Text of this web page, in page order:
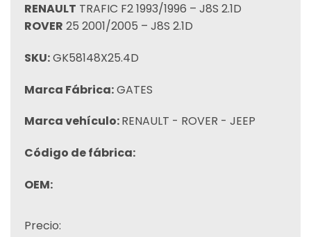
RENAULT TRAFIC F2 1993/1996 – J8S 2.1D
ROVER 25 2001/2005 – J8S 2.1D
SKU:GK58148X25.4D
Marca Fábrica:GATES
Marca vehículo:RENAULT - ROVER - JEEP
Código de fábrica:
OEM:
Precio: